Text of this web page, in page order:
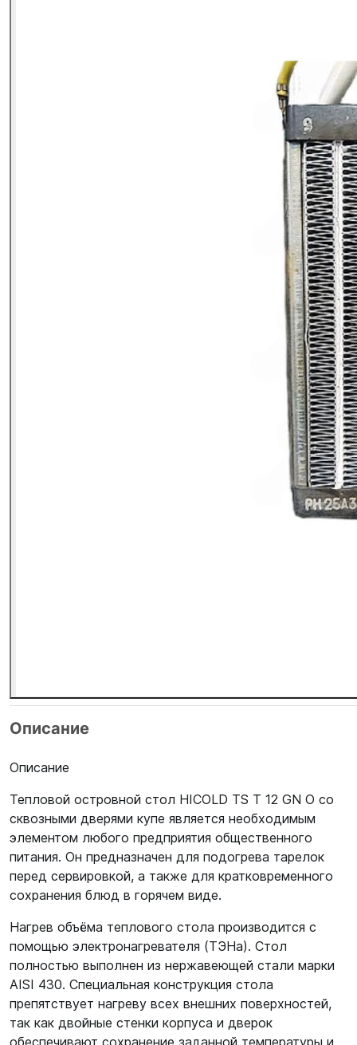
Описание
Описание
Тепловой островной стол HICOLD TS T 12 GN O со
сквозными дверями купе является необходимым
элементом любого предприятия общественного
питания. Он предназначен для подогрева тарелок
перед сервировкой, а также для кратковременного
сохранения блюд в горячем виде.
Нагрев объёма теплового стола производится с
помощью электронагревателя (ТЭНа). Стол
полностью выполнен из нержавеющей стали марки
AISI 430. Специальная конструкция стола
препятствует нагреву всех внешних поверхностей,
так как двойные стенки корпуса и дверок
обеспечивают сохранение заданной температуры и